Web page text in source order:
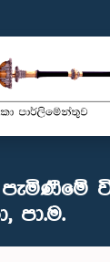
පා.ම.